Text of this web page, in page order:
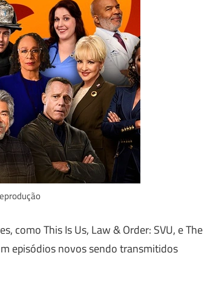
como This Is Us, Law & Order: SVU, e The
episódios novos sendo transmitidos